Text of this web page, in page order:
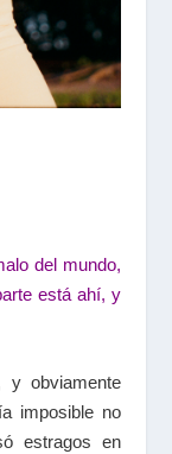
del mundo,
está ahí, y
y obviamente
imposible no
estragos en